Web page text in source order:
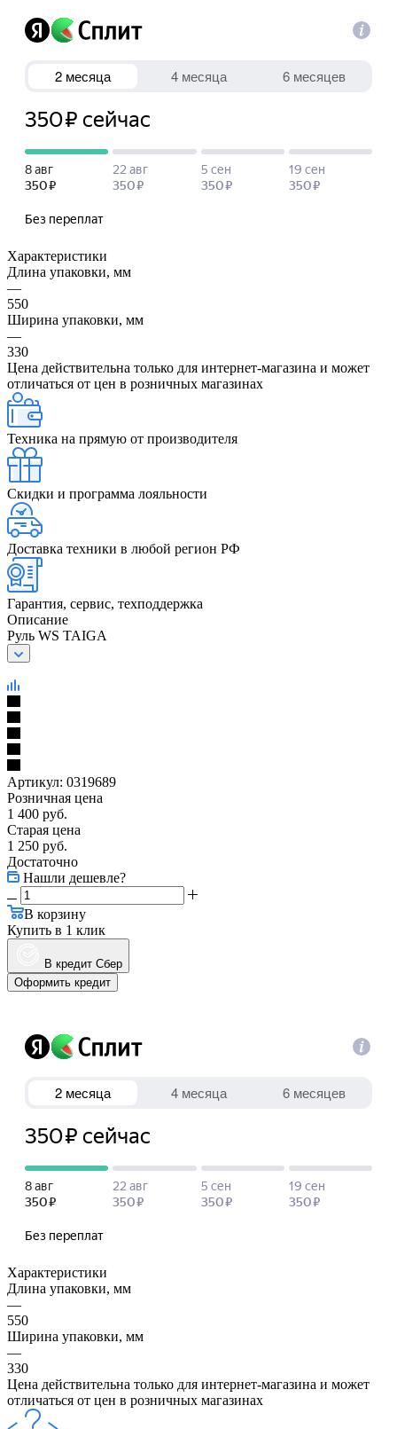
Характеристики
Длина упаковки, мм
—
550
Ширина упаковки, мм
—
330
Цена действительна только для интернет-магазина и может
отличаться от цен в розничных магазинах
Техника на прямую от производителя
Скидки и программа лояльности
Доставка техники в любой регион РФ
Гарантия, сервис, техподдержка
Описание
Руль WS TAIGA
Артикул: 0319689
Розничная цена
1 400 руб.
Старая цена
1 250 руб.
Достаточно
Нашли дешевле?
В корзину
Купить в 1 клик
В кредит Сбер
Оформить кредит
Характеристики
Длина упаковки, мм
—
550
Ширина упаковки, мм
—
330
Цена действительна только для интернет-магазина и может
отличаться от цен в розничных магазинах